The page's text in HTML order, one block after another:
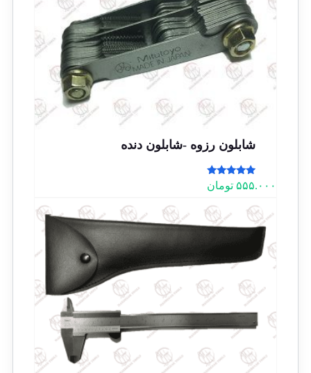
شابلون رزوه -شابلون دنده
امتیاز
5.00
۵۵۵.۰۰۰ تومان